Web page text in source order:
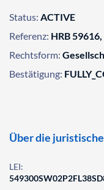
Status: ACTIVE
Referenz: HRB
Rechtsform:
Bestätigung:
Über die
LEI: